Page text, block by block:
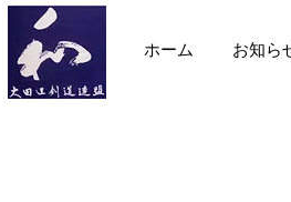
ホーム お知ら